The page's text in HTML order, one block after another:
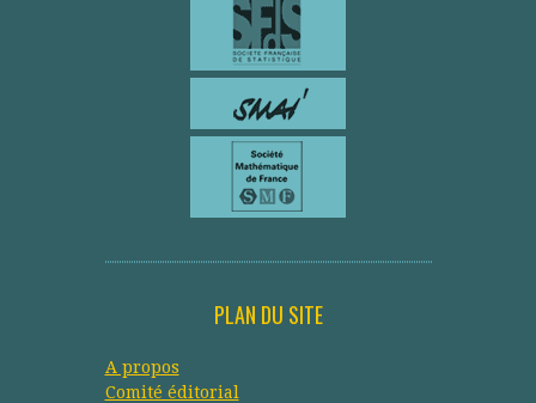
PLAN DU SITE
A propos
Comité éditorial